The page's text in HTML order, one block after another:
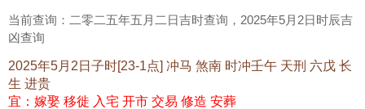
当前查询：二零二五年五月二日吉时查询，2025年5月2日时辰吉
凶查询
2025年5月2日子时[23-1点] 冲马 煞南 时冲壬午 天刑 六戊 长
生 进贵
宜：嫁娶 移徙 入宅 开市 交易 修造 安葬